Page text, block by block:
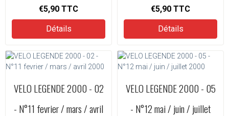
€5,90 TTC
Détails
€5,90 TTC
Détails
VELO LEGENDE 2000 - 02
- N°11 fevrier / mars / avril
VELO LEGENDE 2000 - 05
- N°12 mai / juin / juillet